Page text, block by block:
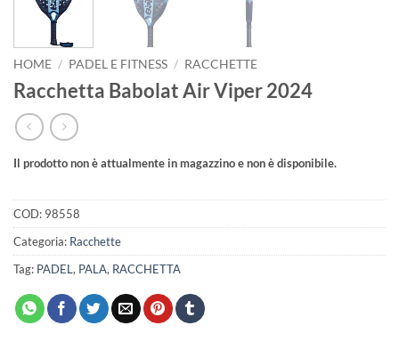
HOME / PADEL E FITNESS / RACCHETTE
Racchetta Babolat Air Viper 2024
Il prodotto non è attualmente in magazzino e non è disponibile.
COD: 98558
Categoria: Racchette
Tag: PADEL , PALA, RACCHETTA